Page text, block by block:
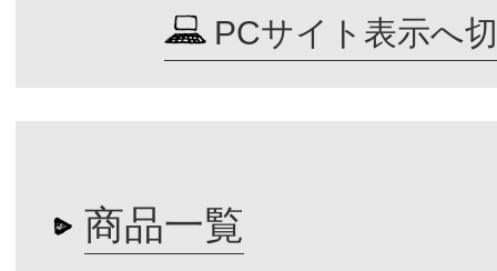
PCサイト表示へ
商品一覧